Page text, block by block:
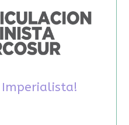
Imperialista!